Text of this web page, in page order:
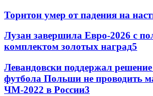
Торнтон умер от падения на
Лузан завершила Евро-2026 с
комплектом золотых наград5
Левандовски поддержал
футбола Польши не проводить
ЧМ-2022 в России3